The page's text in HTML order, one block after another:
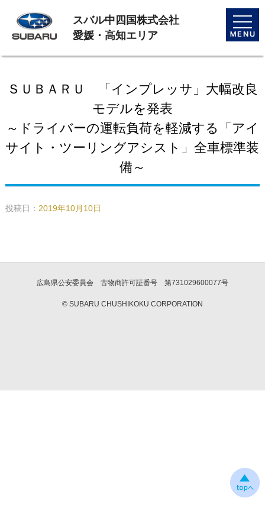
toggle
スバル中四国株式会社
愛媛・高知エリア
ＳＵＢＡＲＵ 「インプレッサ」大幅改良
モデルを発表
～ドライバーの運転負荷を軽減する「アイ
サイト・ツーリングアシスト」全車標準装
備～
投稿日： 2019年10月10日
広島県公安委員会 古物商許可証番号 第731029600077号
© SUBARU CHUSHIKOKU CORPORATION